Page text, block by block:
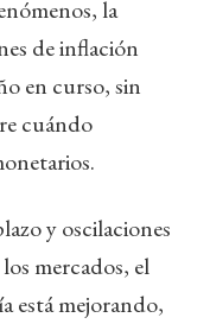
la
de inflación
en curso, sin
cuándo
y oscilaciones
mercados, el
está mejorando,